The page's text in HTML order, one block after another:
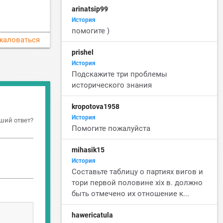
ответ?
arinatsip99
История
помогите )
prishel
История
Подскажите три проблемы
исторического знания
kropotova1958
История
Помогите пожалуйста
mihasik15
История
Cоставьте таблицу о партиях вигов и
тори первой половине xix в. должно
быть отмечено их отношение к...
hawericatula